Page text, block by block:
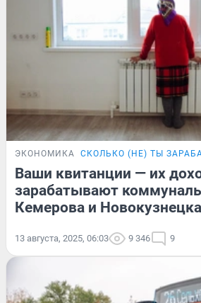
ЭКОНОМИКА СКОЛЬКО (НЕ) ТЫ
Ваши квитанции — их
зарабатывают
Кемерова и Новокузнецка
13 августа, 2025, 06:03 9 346 9